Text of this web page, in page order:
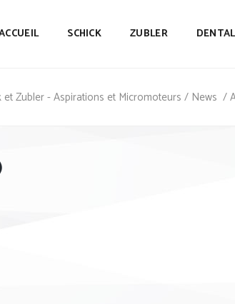
SCHICK ZUBLER
Zubler - Aspirations et Micromoteurs / News /